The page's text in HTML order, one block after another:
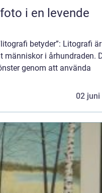
betyder”: Litografi
i århundraden.
genom att använda
02 juni